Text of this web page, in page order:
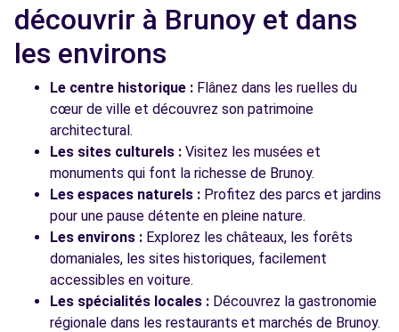
découvrir à Brunoy et dans
les environs
Le centre historique : Flânez dans les ruelles du
cœur de ville et découvrez son patrimoine
architectural.
Les sites culturels : Visitez les musées et
monuments qui font la richesse de Brunoy.
Les espaces naturels : Profitez des parcs et jardins
pour une pause détente en pleine nature.
Les environs : Explorez les châteaux, les forêts
domaniales, les sites historiques, facilement
accessibles en voiture.
Les spécialités locales : Découvrez la gastronomie
régionale dans les restaurants et marchés de Brunoy.